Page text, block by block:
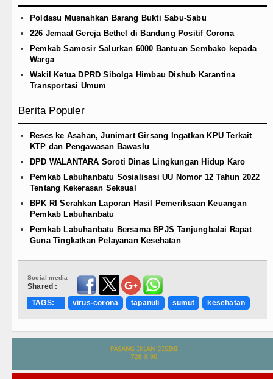
Poldasu Musnahkan Barang Bukti Sabu-Sabu
226 Jemaat Gereja Bethel di Bandung Positif Corona
Pemkab Samosir Salurkan 6000 Bantuan Sembako kepada
Warga
Wakil Ketua DPRD Sibolga Himbau Dishub Karantina
Transportasi Umum
Berita Populer
Reses ke Asahan, Junimart Girsang Ingatkan KPU Terkait
KTP dan Pengawasan Bawaslu
DPD WALANTARA Soroti Dinas Lingkungan Hidup Karo
Pemkab Labuhanbatu Sosialisasi UU Nomor 12 Tahun 2022
Tentang Kekerasan Seksual
BPK RI Serahkan Laporan Hasil Pemeriksaan Keuangan
Pemkab Labuhanbatu
Pemkab Labuhanbatu Bersama BPJS Tanjungbalai Rapat
Guna Tingkatkan Pelayanan Kesehatan
Social media
Shared :
TAGS:
virus-corona tapanuli sumut kesehatan